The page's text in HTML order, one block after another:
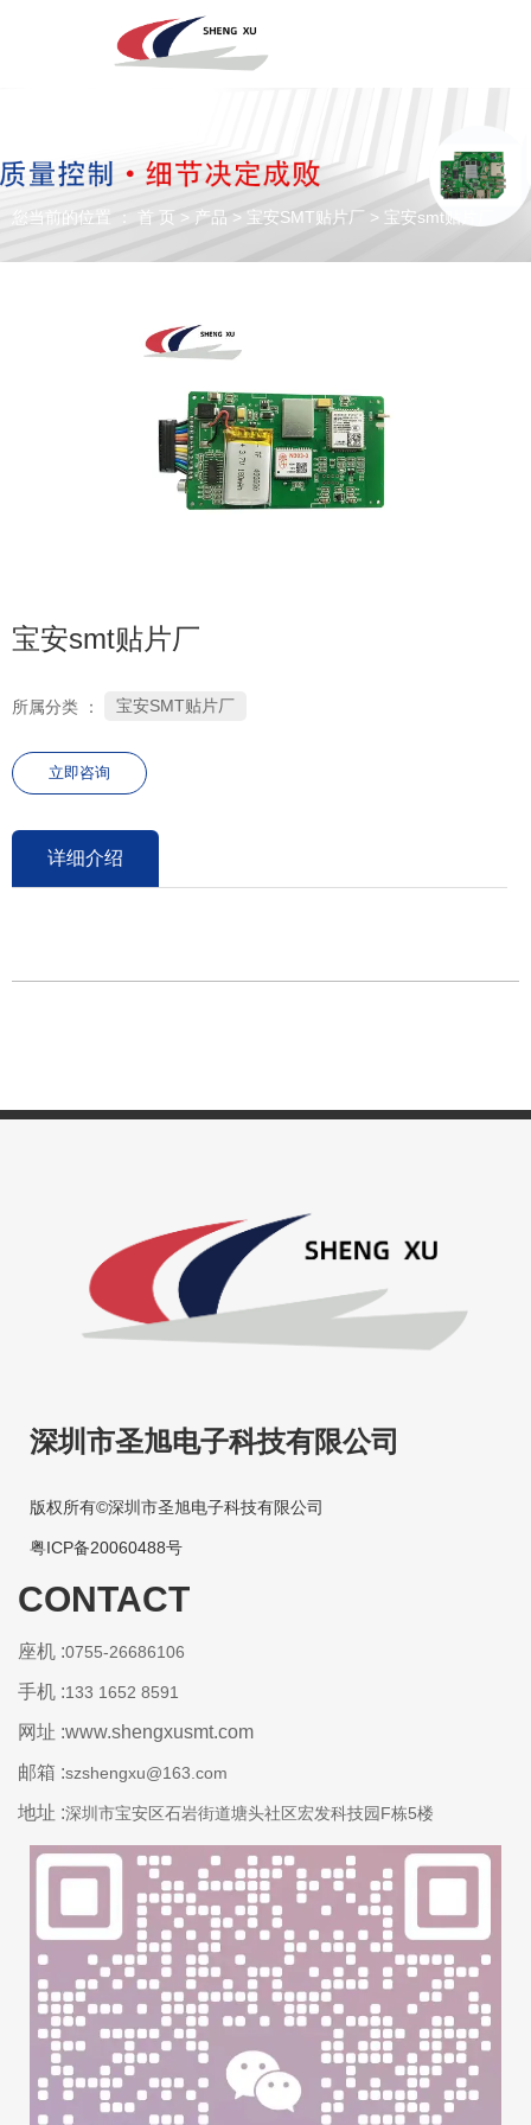
您当前的位置 ： 首 页 > 产品 > 宝安SMT贴片厂 > 宝安smt贴片厂
宝安smt贴片厂
所属分类 ： 宝安SMT贴片厂
立即咨询
详细介绍
深圳市圣旭电子科技有限公司
版权所有©深圳市圣旭电子科技有限公司
粤ICP备20060488号
CONTACT
座机 :0755-26686106
手机 :133 1652 8591
网址 :www.shengxusmt.com
邮箱 :szshengxu@163.com
地址 :深圳市宝安区石岩街道塘头社区宏发科技园F栋5楼